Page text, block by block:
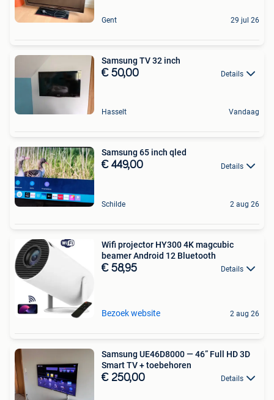
Gent 29 jul 26
Samsung TV 32 inch
€ 50,00 Details
Hasselt Vandaag
Samsung 65 inch qled
€ 449,00 Details
Schilde 2 aug 26
Wifi projector HY300 4K magcubic
beamer Android 12 Bluetooth
€ 58,95 Details
Bezoek website 2 aug 26
Samsung UE46D8000 — 46” Full HD 3D
Smart TV + toebehoren
€ 250,00 Details